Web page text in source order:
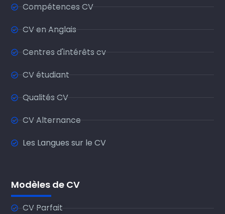
Compétences CV
CV en Anglais
Centres d'intérêts cv
CV étudiant
Qualités CV
CV Alternance
Les Langues sur le CV
Modèles de CV
CV Parfait